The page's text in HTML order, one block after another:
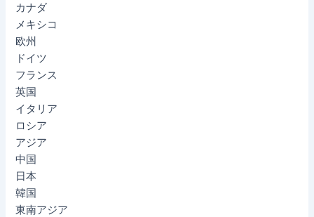
カナダ
メキシコ
欧州
ドイツ
フランス
英国
イタリア
ロシア
アジア
中国
日本
韓国
東南アジア